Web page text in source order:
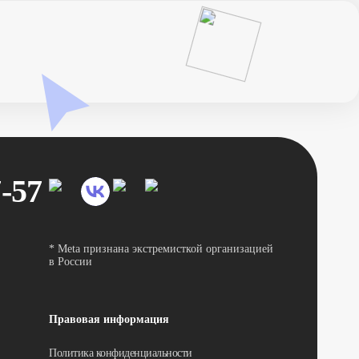
57
* Meta признана экстремисткой организацией
в России
Правовая информация
Политика конфиденциальности